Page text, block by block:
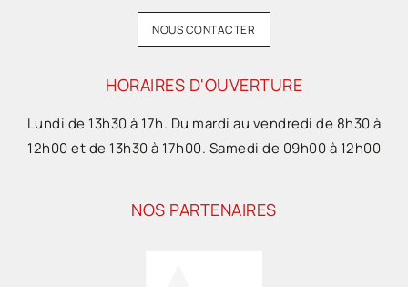
NOUS CONTACTER
HORAIRES D'OUVERTURE
Lundi de 13h30 à 17h. Du mardi au vendredi de 8h30 à
12h00 et de 13h30 à 17h00. Samedi de 09h00 à 12h00
NOS PARTENAIRES